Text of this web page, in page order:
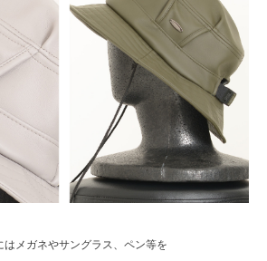
はメガネやサングラス、ペン等を